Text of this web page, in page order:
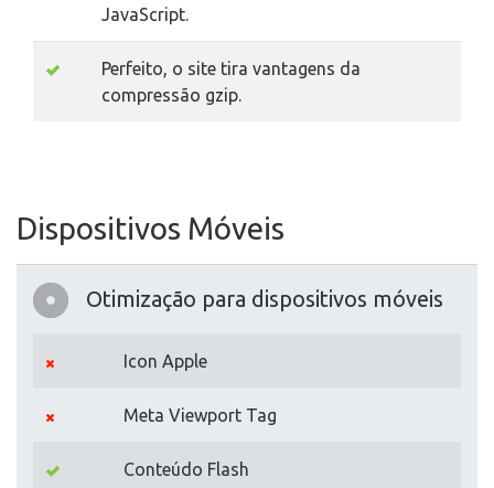
JavaScript.
Perfeito, o site tira vantagens da
compressão gzip.
Dispositivos Móveis
Otimização para dispositivos móveis
Icon Apple
Meta Viewport Tag
Conteúdo Flash